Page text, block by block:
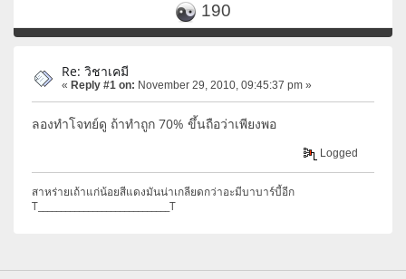
190
Re: วิชาเคมี
« Reply #1 on: November 29, 2010, 09:45:37 pm »
ลองทำโจทย์ดู ถ้าทำถูก 70% ขึ้นถือว่าเพียงพอ
Logged
สาหร่ายเถ้าแก่น้อยสีแดงมันน่าเกลียดกว่าอะมีบาบาร์บี้อีก
T_____________________________T